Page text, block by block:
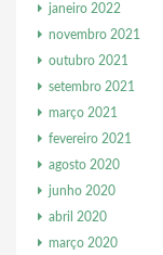
janeiro 2022
novembro 2021
outubro 2021
setembro 2021
março 2021
fevereiro 2021
agosto 2020
junho 2020
abril 2020
março 2020